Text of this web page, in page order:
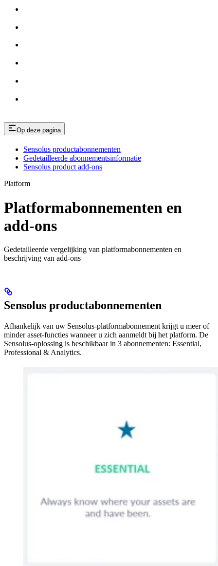
Op deze pagina
Sensolus productabonnementen
Gedetailleerde abonnementsinformatie
Sensolus product add-ons
Platform
Platformabonnementen en
add-ons
Gedetailleerde vergelijking van platformabonnementen en
beschrijving van add-ons
Sensolus productabonnementen
Afhankelijk van uw Sensolus-platformabonnement krijgt u meer of
minder asset-functies wanneer u zich aanmeldt bij het platform. De
Sensolus-oplossing is beschikbaar in 3 abonnementen: Essential,
Professional & Analytics.